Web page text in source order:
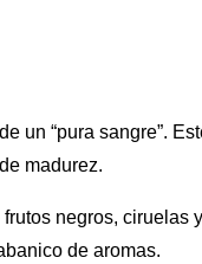
un “pura sangre”.
madurez.
negros,
de aromas.